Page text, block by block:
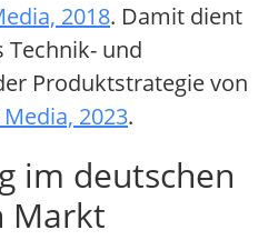
2018. Damit dient
Technik- und
Produktstrategie von
2023.
im deutschen
Markt